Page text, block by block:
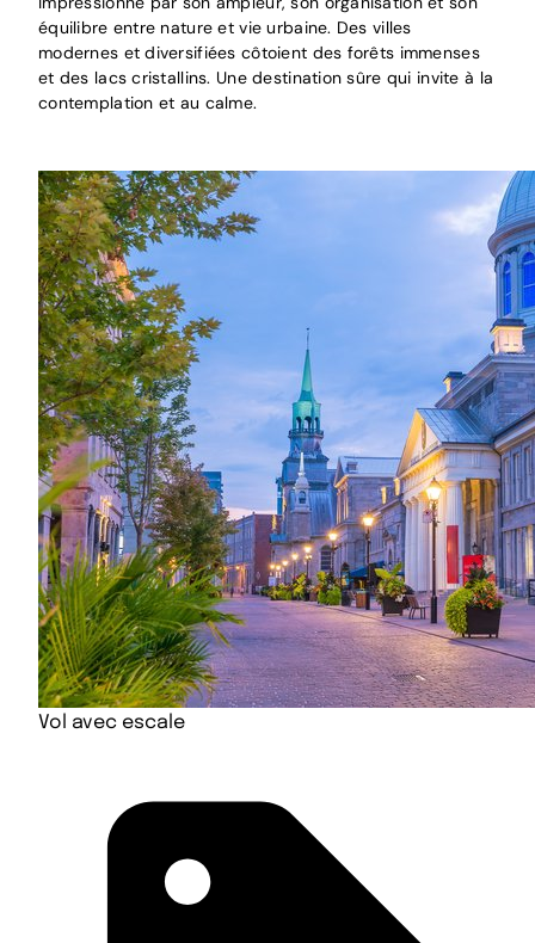
équilibre entre nature et vie urbaine. Des villes
modernes et diversifiées côtoient des forêts immenses
et des lacs cristallins. Une destination sûre qui invite à la
contemplation et au calme.
Vol avec escale